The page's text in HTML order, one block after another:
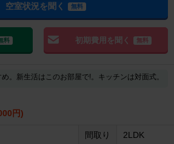
空室状況を聞く 無料
料 初期費用を聞く 無料
。新生活はこのお部屋で!。キッチンは対面式。
円)
間取り 2LDK